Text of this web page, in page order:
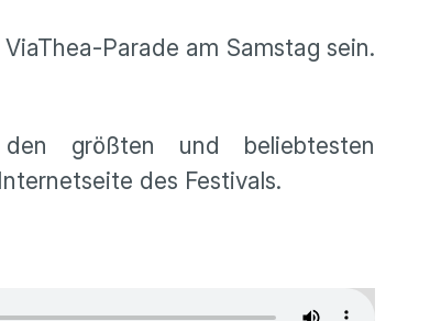
Parade am Samstag sein.
größten und beliebtesten
des Festivals.